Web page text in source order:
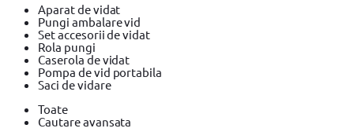
Aparat de vidat
Pungi ambalare vid
Set accesorii de vidat
Rola pungi
Caserola de vidat
Pompa de vid portabila
Saci de vidare
Toate
Cautare avansata